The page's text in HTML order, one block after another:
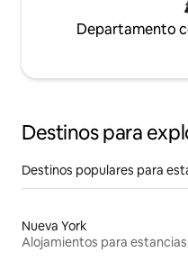
Departamento
Destinos para
Destinos populares para
Nueva York